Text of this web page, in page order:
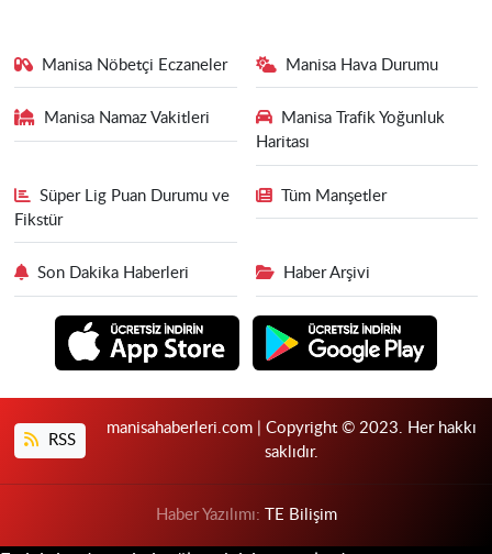
Manisa Nöbetçi Eczaneler Manisa Hava Durumu
Manisa Namaz Vakitleri
Manisa Trafik Yoğunluk
Haritası
Süper Lig Puan Durumu ve
Fikstür
Tüm Manşetler
Son Dakika Haberleri Haber Arşivi
RSS
manisahaberleri.com | Copyright © 2023. Her hakkı
saklıdır.
Haber Yazılımı: TE Bilişim